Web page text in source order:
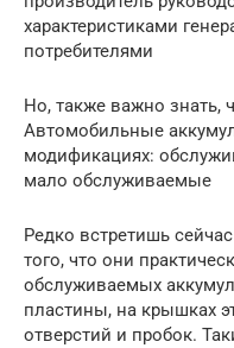
характеристиками
потребителями
Но, также важно знать,
Автомобильные
модификациях:
мало обслуживаемые
Редко встретишь
того, что они
обслуживаемых
пластины, на крышках
отверстий и пробок.